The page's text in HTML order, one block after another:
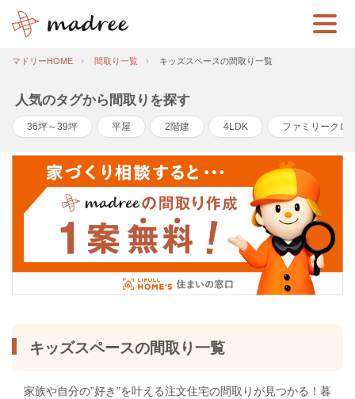
マドリーHOME 間取り一覧 キッズスペースの間取り一覧
人気のタグから間取りを探す
36坪～39坪 平屋 2階建 4LDK ファミリークロ
キッズスペースの間取り一覧
家族や自分の”好き”を叶える注文住宅の間取りが見つかる！暮